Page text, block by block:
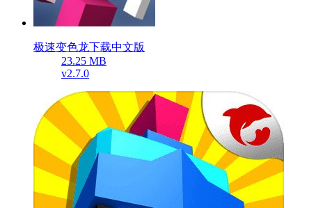
极速变色龙下载中文版
23.25 MB
v2.7.0